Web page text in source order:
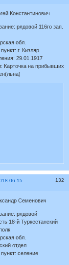
Константинович
рядовой 116го зап.
обл.
г. Кизляр
29.01.1917
Карточка на прибывших
132
06-15
Семенович
рядовой
18-й Туркестанский
обл.
отдел
селение